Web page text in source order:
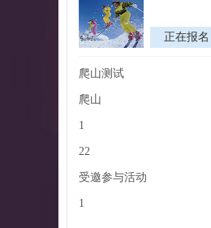
正在报名
爬山测试
爬山
1
22
受邀参与活动
1